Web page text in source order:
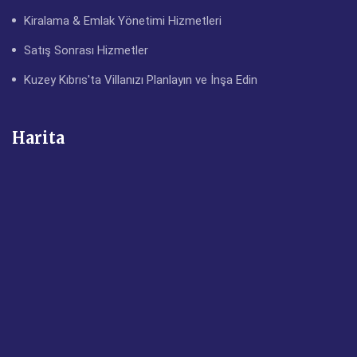
Kiralama & Emlak Yönetimi Hizmetleri
Satış Sonrası Hizmetler
Kuzey Kıbrıs'ta Villanızı Planlayın ve İnşa Edin
Harita